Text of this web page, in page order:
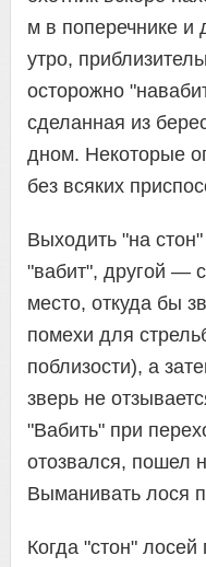
м в поперечнике
утро,
осторожно
сделанная из
дном. Некоторые
без всяких
Выходить "на
"вабит", другой —
место, откуда бы
помехи для
поблизости), а
зверь не
"Вабить" при
отозвался, пошел
Выманивать лося
Когда "стон"